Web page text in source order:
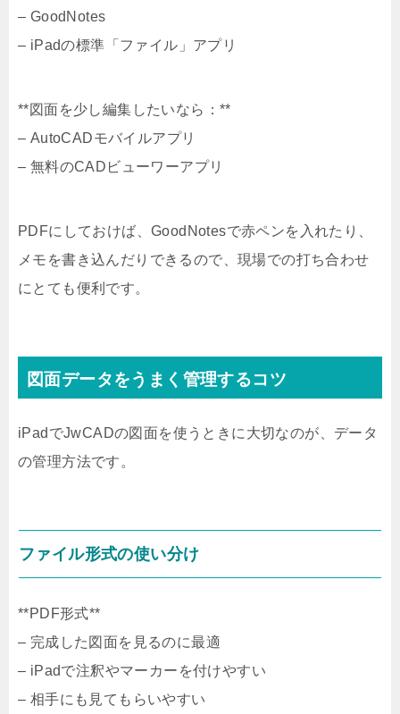
– GoodNotes
– iPadの標準「ファイル」アプリ
**図面を少し編集したいなら：**
– AutoCADモバイルアプリ
– 無料のCADビューワーアプリ
PDFにしておけば、GoodNotesで赤ペンを入れたり、
メモを書き込んだりできるので、現場での打ち合わせ
にとても便利です。
図面データをうまく管理するコツ
iPadでJwCADの図面を使うときに大切なのが、データ
の管理方法です。
ファイル形式の使い分け
**PDF形式**
– 完成した図面を見るのに最適
– iPadで注釈やマーカーを付けやすい
– 相手にも見てもらいやすい